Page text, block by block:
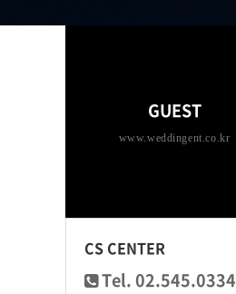
GUEST
www.weddingent.co.kr
CS CENTER
Tel. 02.545.0334